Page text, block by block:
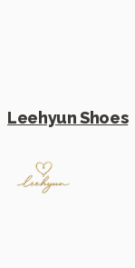
Leehyun Shoes